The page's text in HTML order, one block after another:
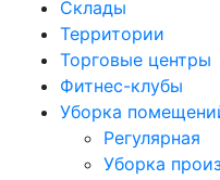
Склады
Территории
Торговые центры
Фитнес-клубы
Уборка
Регулярная
Уборка